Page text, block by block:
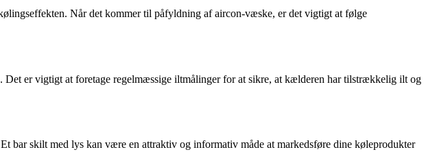
Når det kommer til påfyldning af aircon-væske, er det vigtigt at følge
er vigtigt at foretage regelmæssige iltmålinger for at sikre, at kælderen har tilstrækkelig ilt og
bar skilt med lys kan være en attraktiv og informativ måde at markedsføre dine køleprodukter